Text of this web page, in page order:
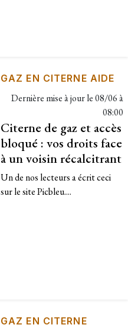
GAZ EN CITERNE AIDE
Dernière mise à jour le08/06 à
08:00
Citerne de gaz et accès
bloqué : vos droits face
à un voisin récalcitrant
Un de nos lecteurs a écrit ceci
sur le site Picbleu....
GAZ EN CITERNE